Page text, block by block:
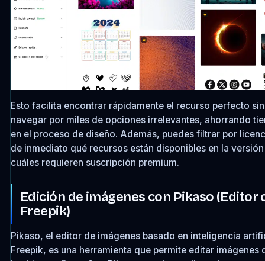
Esto facilita encontrar rápidamente el recurso perfecto
navegar por miles de opciones irrelevantes, ahorrando
en el proceso de diseño. Además, puedes filtrar por
de inmediato qué recursos están disponibles en la
cuáles requieren suscripción premium.
Edición de imágenes con Pikaso (Editor
Freepik)
Pikaso, el editor de imágenes basado en inteligencia
Freepik, es una herramienta que permite editar imágenes